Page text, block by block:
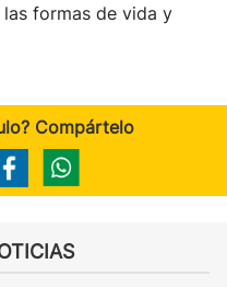
formas de vida y
Compártelo